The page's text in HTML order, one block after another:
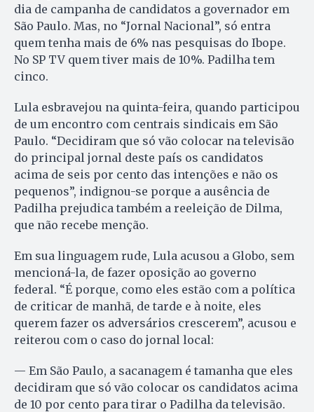
dia de campanha de candidatos a governador em
São Paulo. Mas, no “Jornal Nacional”, só entra
quem tenha mais de 6% nas pesquisas do Ibope.
No SP TV quem tiver mais de 10%. Padilha tem
cinco.
Lula esbravejou na quinta-feira, quando participou
de um encontro com centrais sindicais em São
Paulo. “Decidiram que só vão co­locar na televisão
do principal jornal deste país os candidatos
acima de seis por cento das intenções e não os
pequenos”, indignou-se porque a ausência de
Padilha prejudica também a reeleição de Dilma,
que não recebe menção.
Em sua linguagem rude, Lula acusou a Globo, sem
mencioná-la, de fazer oposição ao governo
federal. “É porque, como eles estão com a política
de criticar de manhã, de tarde e à noite, eles
querem fazer os adversários crescerem”, acusou e
reiterou com o caso do jornal local:
— Em São Paulo, a sacanagem é tamanha que eles
decidiram que só vão colocar os candidatos acima
de 10 por cento para tirar o Padilha da televisão.